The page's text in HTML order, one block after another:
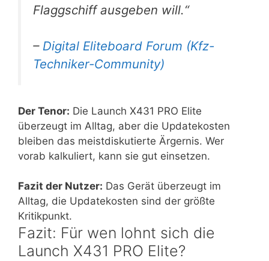
Flaggschiff ausgeben will.“
– Digital Eliteboard Forum (Kfz-
Techniker-Community)
Der Tenor: Die Launch X431 PRO Elite
überzeugt im Alltag, aber die Updatekosten
bleiben das meistdiskutierte Ärgernis. Wer
vorab kalkuliert, kann sie gut einsetzen.
Fazit der Nutzer: Das Gerät überzeugt im
Alltag, die Updatekosten sind der größte
Kritikpunkt.
Fazit: Für wen lohnt sich die
Launch X431 PRO Elite?